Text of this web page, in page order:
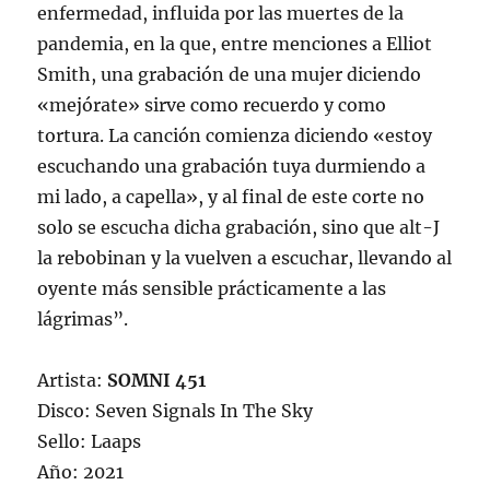
enfermedad, influida por las muertes de la
pandemia, en la que, entre menciones a Elliot
Smith, una grabación de una mujer diciendo
«mejórate» sirve como recuerdo y como
tortura. La canción comienza diciendo «estoy
escuchando una grabación tuya durmiendo a
mi lado, a capella», y al final de este corte no
solo se escucha dicha grabación, sino que alt-J
la rebobinan y la vuelven a escuchar, llevando al
oyente más sensible prácticamente a las
lágrimas”.
Artista: SOMNI 451
Disco: Seven Signals In The Sky
Sello: Laaps
Año: 2021